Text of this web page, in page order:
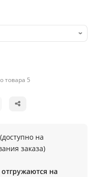
товара 5
(доступно на
заказа)
на